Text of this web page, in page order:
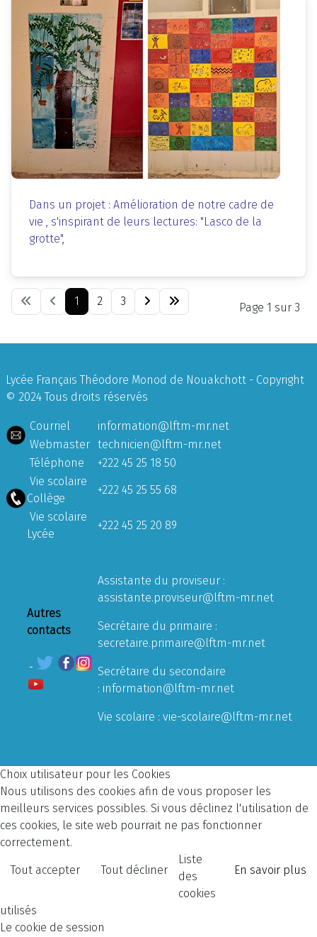
Dans un projet : Amélioration de notre cadre de
vie , s'inspirant de leurs lectures: "Lasco de la
grotte",
Page 1 sur 3
1 2 3
Lycée Français Théodore Monod de Nouakchott - Copyright
© 2024 Tous droits réservés
Courriel
information@lftm-mr.net
Webmaster technicien@lftm-mr.net
Téléphone
+222 45 25 18 50
Vie scolaire
Collège
+222 45 25 55 68
Vie scolaire
Lycée
+222 45 25 20 89
Autres
contacts
Assistante du proviseur :
assistante.proviseur@lftm-mr.net
Secrétaire du primaire :
secretaire.primaire@lftm-mr.net
Secrétaire du secondaire
: information@lftm-mr.net
Vie scolaire : vie-scolaire@lftm-mr.net
Choix utilisateur pour les Cookies
Nous utilisons des cookies afin de vous proposer les
meilleurs services possibles. Si vous déclinez l'utilisation de
ces cookies, le site web pourrait ne pas fonctionner
correctement.
Tout accepter Tout décliner En savoir plus
Liste
des
cookies
utilisés
Le cookie de session